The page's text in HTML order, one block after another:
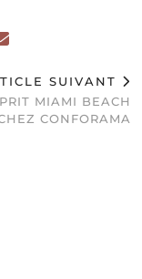
SUIVANT
MIAMI BEACH
CONFORAMA